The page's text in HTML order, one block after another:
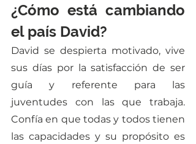
¿Cómo está cambiando
el país David?
David se despierta motivado, vive
sus días por la satisfacción de ser
guía y referente para las
juventudes con las que trabaja.
Confía en que todas y todos tienen
las capacidades y su propósito es